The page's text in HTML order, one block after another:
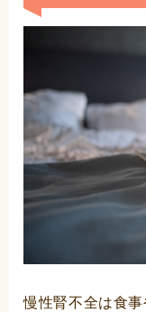
慢性腎不全は食